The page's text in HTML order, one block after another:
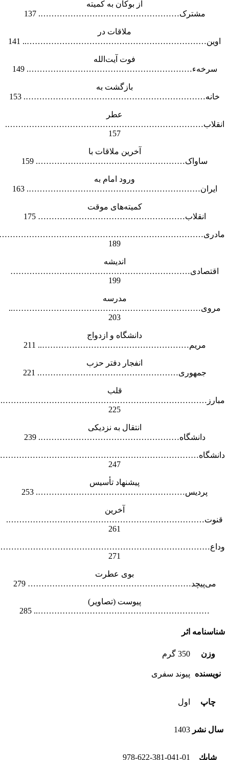
از بوکان به کمیته
مشترک……………………………………………. 137
ملاقات در
اوین………………………………………………………….. 141
فوت آیت‌الله
سرخهء……………………………………………………. 149
بازگشت به
خانه…………………………………………………………. 153
عطر
انقلاب……………………………………………………………….
157
آخرین ملاقات با
ساواک………………………………………………. 159
ورود امام به
ایران………………………………………………………. 163
کمیته‌های موقت
انقلاب……………………………………………… 175
189
اندیشه
اقتصادی…………………………………………………………
199
مدرسه
مروی……………………………………………………………..
203
دانشگاه و ازدواج
مریم……………………………………………….. 211
انفجار دفتر حزب
جمهوری……………………………………………. 221
قلب
مبارز………………………………………………………………….
225
انتقال به نزدیکی
دانشگاه……………………………………………. 239
247
پیشنهاد تأسیس
پردیس………………………………………………. 253
آخرین
قنوت……………………………………………………………….
261
271
بوی عطرت
می‌پیچد…………………………………………………… 279
پیوست (تصاویر)
……………………………………………………….. 285
شناسنامه اثر
وزن 350 گرم
نویسنده پیوند سفری
چاپ اول
سال نشر 1403
شابك 978-622-381-041-01